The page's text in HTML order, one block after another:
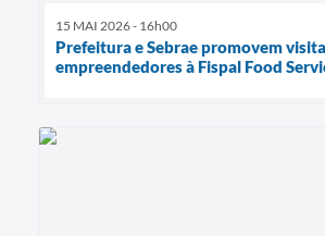
15 MAI 2026 - 16h00
Prefeitura e Sebrae promovem
empreendedores à Fispal Food